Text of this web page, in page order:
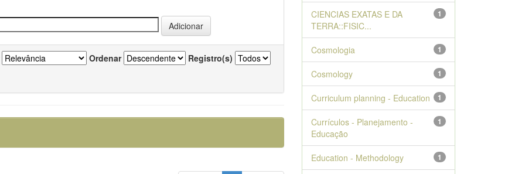
Ordenar Registro(s)
1
CIENCIAS EXATAS E DA
TERRA::FISIC...
1
Cosmologia
1
Cosmology
1
Curriculum planning - Education
1
Currículos - Planejamento -
Educação
1
Education - Methodology